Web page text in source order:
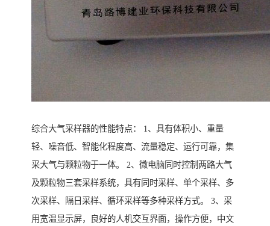
综合大气采样器的性能特点： 1、具有体积小、重量
轻、噪音低、智能化程度高、流量稳定、运行可靠，集
采大气与颗粒物于一体。 2、微电脑同时控制两路大气
及颗粒物三套采样系统，具有同时采样、单个采样、多
次采样、隔日采样、循环采样等多种采样方式。 3、采
用宽温显示屏，良好的人机交互界面，操作方便，中文